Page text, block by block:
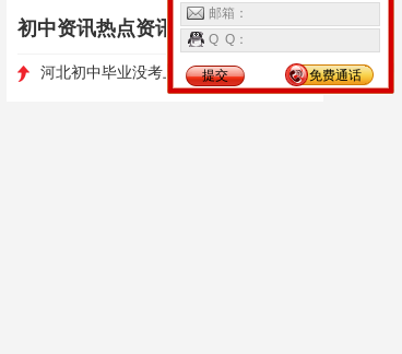
初中资讯热点资讯 更多>
河北初中毕业没考上高中怎么办 高职单招如何选择学校和专业?
邮箱：
Q Q：
提交 免费通话